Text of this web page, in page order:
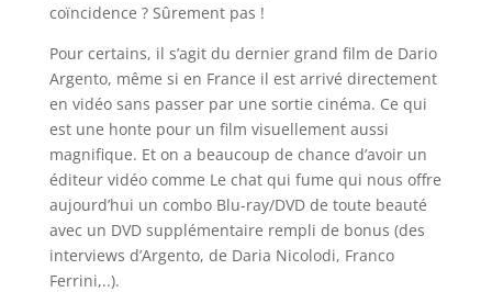
coïncidence ? Sûrement pas !
Pour certains, il s’agit du dernier grand film de Dario
Argento, même si en France il est arrivé directement
en vidéo sans passer par une sortie cinéma. Ce qui
est une honte pour un film visuellement aussi
magnifique. Et on a beaucoup de chance d’avoir un
éditeur vidéo comme Le chat qui fume qui nous offre
aujourd’hui un combo Blu-ray/DVD de toute beauté
avec un DVD supplémentaire rempli de bonus (des
interviews d’Argento, de Daria Nicolodi, Franco
Ferrini,..).